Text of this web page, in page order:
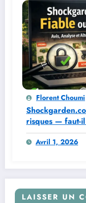
Florent Choumi
risques — faut-
site ?
Avril 1, 2026
LAISSER UN